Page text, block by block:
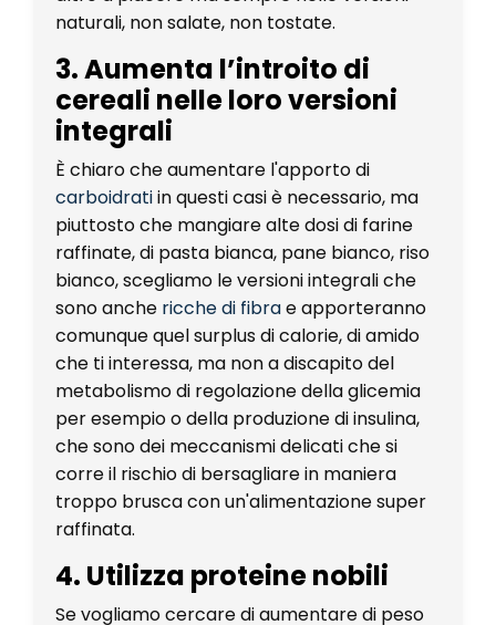
naturali, non salate, non tostate.
3. Aumenta l’introito di
cereali nelle loro versioni
integrali
È chiaro che aumentare l'apporto di
carboidratiin questi casi è necessario, ma
piuttosto che mangiare alte dosi di farine
raffinate, di pasta bianca, pane bianco, riso
bianco, scegliamo le versioni integrali che
sono anche ricche di fibrae apporteranno
comunque quel surplus di calorie, di amido
che ti interessa, ma non a discapito del
metabolismo di regolazione della glicemia
per esempio o della produzione di insulina,
che sono dei meccanismi delicati che si
corre il rischio di bersagliare in maniera
troppo brusca con un'alimentazione super
raffinata.
4. Utilizza proteine nobili
Se vogliamo cercare di aumentare di peso